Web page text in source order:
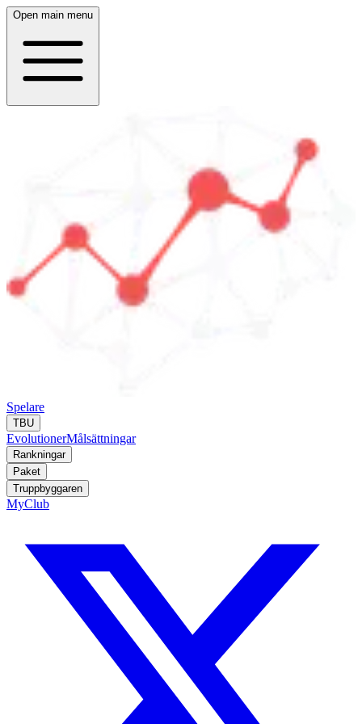
Open main menu
Spelare
TBU
EvolutionerMålsättningar
Rankningar
Paket
Truppbyggaren
MyClub